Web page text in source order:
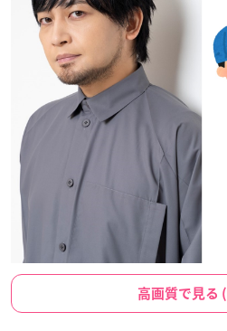
高画質で見る